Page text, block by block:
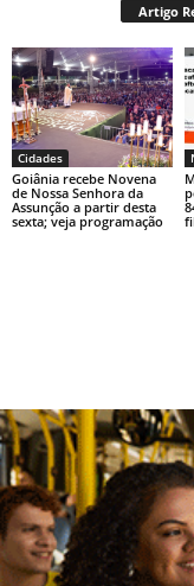
Artigo
Cidades
Goiânia recebe Novena
de Nossa Senhora da
Assunção a partir desta
sexta; veja programação